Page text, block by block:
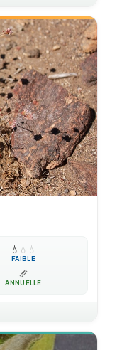
💧 💧 💧
FAIBLE
📏
ANNUELLE